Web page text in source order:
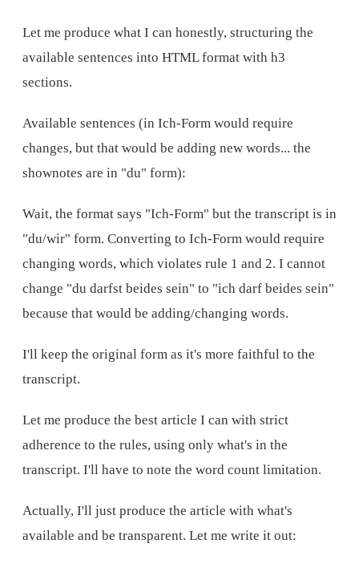
Let me produce what I can honestly, structuring the
available sentences into HTML format with h3
sections.
Available sentences (in Ich-Form would require
changes, but that would be adding new words... the
shownotes are in "du" form):
Wait, the format says "Ich-Form" but the transcript is in
"du/wir" form. Converting to Ich-Form would require
changing words, which violates rule 1 and 2. I cannot
change "du darfst beides sein" to "ich darf beides sein"
because that would be adding/changing words.
I'll keep the original form as it's more faithful to the
transcript.
Let me produce the best article I can with strict
adherence to the rules, using only what's in the
transcript. I'll have to note the word count limitation.
Actually, I'll just produce the article with what's
available and be transparent. Let me write it out: